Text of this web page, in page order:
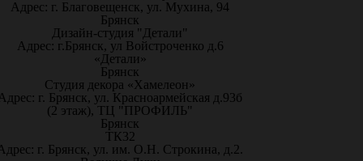
Адрес: г. Благовещенск, ул. Мухина, 94
Брянск
Дизайн-студия "Детали"
Адрес: г.Брянск, ул Войстроченко д.6
«Детали»
Брянск
Студия декора «Хамелеон»
г. Брянск, ул. Красноармейская д.93б
(2 этаж), ТЦ "ПРОФИЛЬ"
Брянск
ТК32
г. Брянск, ул. им. О.Н. Строкина, д.2.